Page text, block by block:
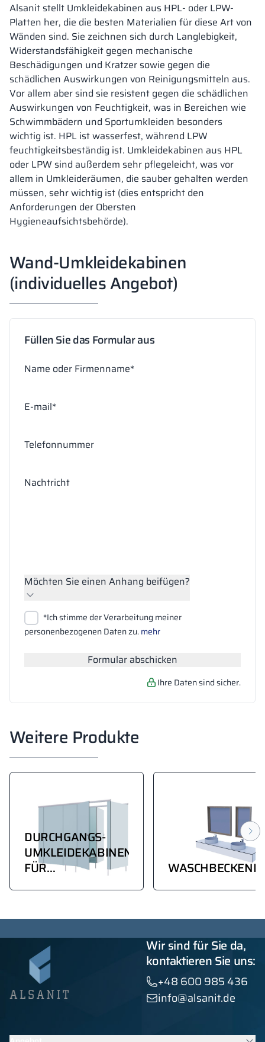
Alsanit stellt Umkleidekabinen aus HPL- oder LPW-
Platten her, die die besten Materialien für diese Art von
Wänden sind. Sie zeichnen sich durch Langlebigkeit,
Widerstandsfähigkeit gegen mechanische
Beschädigungen und Kratzer sowie gegen die
schädlichen Auswirkungen von Reinigungsmitteln aus.
Vor allem aber sind sie resistent gegen die schädlichen
Auswirkungen von Feuchtigkeit, was in Bereichen wie
Schwimmbädern und Sportumkleiden besonders
wichtig ist. HPL ist wasserfest, während LPW
feuchtigkeitsbeständig ist. Umkleidekabinen aus HPL
oder LPW sind außerdem sehr pflegeleicht, was vor
allem in Umkleideräumen, die sauber gehalten werden
müssen, sehr wichtig ist (dies entspricht den
Anforderungen der Obersten
Hygieneaufsichtsbehörde).
Wand-Umkleidekabinen
(individuelles Angebot)
Füllen Sie das Formular aus
Name oder Firmenname*
E-mail*
Telefonnummer
Nachtricht
Möchten Sie einen Anhang beifügen?
Dateien anhängen
Suchen
*Ich stimme der Verarbeitung meiner
personenbezogenen Daten zu.mehr
Formular abschicken
Ihre Daten sind sicher.
Weitere Produkte
DURCHGANGS-
UMKLEIDEKABINEN
FÜR
Wir sind für Sie da,
kontaktieren Sie uns:
+48 600 985 436
info@alsanit.de